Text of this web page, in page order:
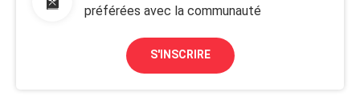
préférées avec la communauté
S'INSCRIRE